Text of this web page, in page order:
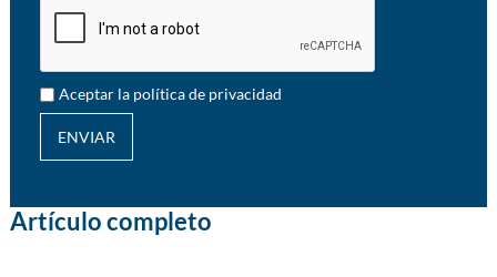
Aceptar la política de privacidad
ENVIAR
Artículo completo